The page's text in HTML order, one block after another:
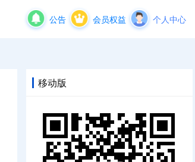
公告 会员权益 个人中心
移动版